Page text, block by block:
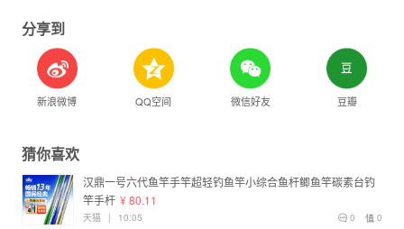
分享到
新浪微博 QQ空间 微信好友 豆瓣
猜你喜欢
汉鼎一号六代鱼竿手竿超轻钓鱼竿小综合鱼杆鲫鱼竿碳素台钓
竿手杆 ¥ 80.11
0
0
天猫 | 10:05